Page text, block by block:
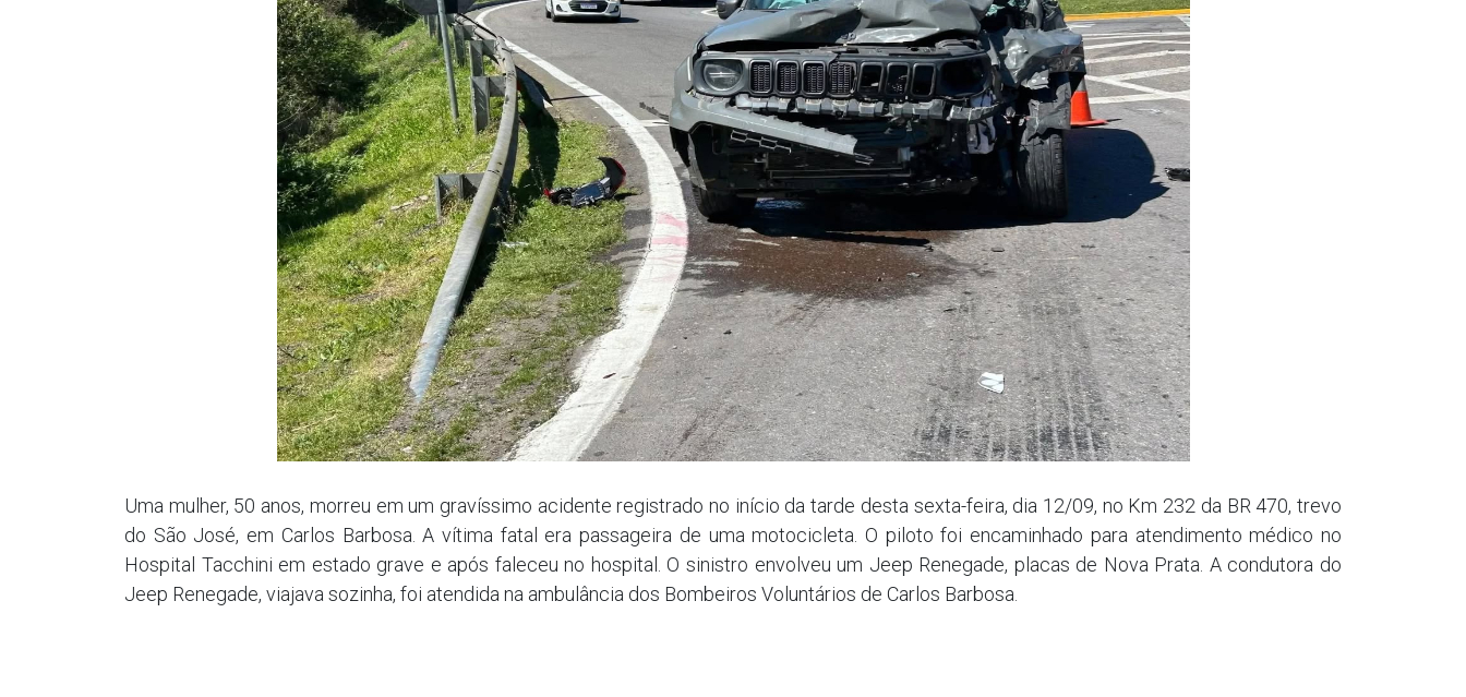
Uma mulher, 50 anos, morreu em um gravíssimo acidente registrado no início da tarde desta sexta-feira, dia 12/09, no Km 232 da BR 470, trevo
do São José, em Carlos Barbosa. A vítima fatal era passageira de uma motocicleta. O piloto foi encaminhado para atendimento médico no
Hospital Tacchini em estado grave e após faleceu no hospital. O sinistro envolveu um Jeep Renegade, placas de Nova Prata. A condutora do
Jeep Renegade, viajava sozinha, foi atendida na ambulância dos Bombeiros Voluntários de Carlos Barbosa.